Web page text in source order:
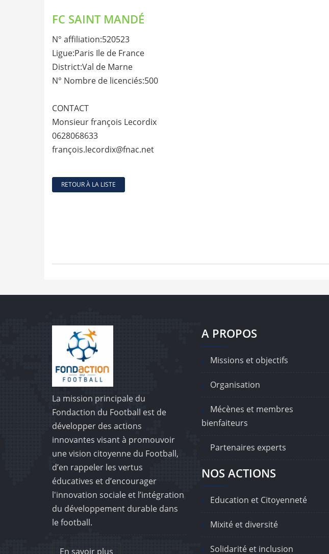
FC SAINT MANDÉ
N° affiliation:520523
Ligue:Paris Ile de France
District:Val de Marne
N° Nombre de licenciés:500
CONTACT
Monsieur françois Lecordix
0628068633
françois.lecordix@fnac.net
RETOUR À LA LISTE
La mission principale du
Fondaction du Football est de
développer des actions
innovantes visant à promouvoir
une vision citoyenne du Football,
d’en rappeler les vertus
éducatives et d’encourager
l'innovation sociale et l’intégration
du développement durable dans
le football.
En savoir plus
A PROPOS
Missions et objectifs
Organisation
Mécènes et membres
bienfaiteurs
Partenaires experts
NOS ACTIONS
Education et Citoyenneté
Mixité et diversité
Solidarité et inclusion